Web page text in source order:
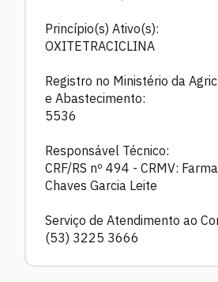
Princípio(s) Ativo(s):
OXITETRACICLINA
Registro no Ministério da
e Abastecimento:
5536
Responsável Técnico:
CRF/RS nº 494 - CRMV:
Chaves Garcia Leite
Serviço de Atendimento ao
(53) 3225 3666